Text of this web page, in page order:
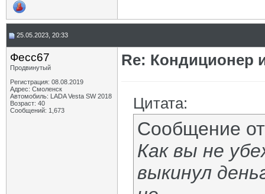
25.05.2023, 20:33
Фесс67
Продвинутый
Регистрация: 08.08.2019
Адрес: Смоленск
Автомобиль: LADA Vesta SW 2018
Возраст: 40
Сообщений: 1,673
Re: Кондиционер
Цитата:
Сообщение
Как вы не
выкинул